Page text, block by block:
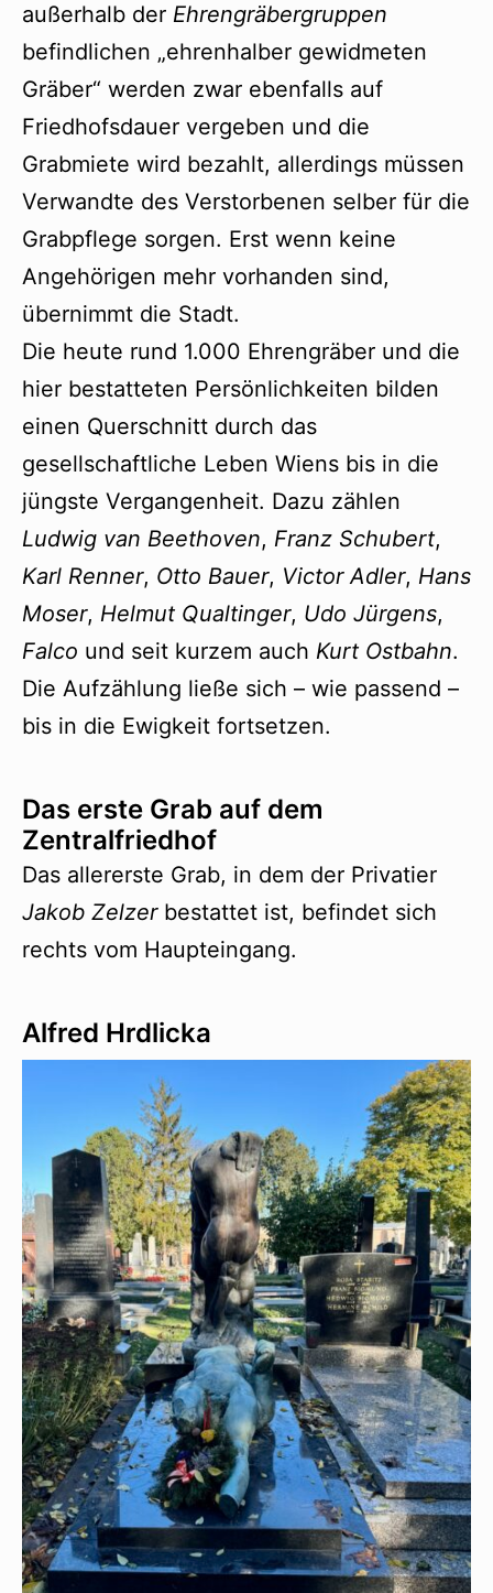
außerhalb der Ehrengräbergruppen
befindlichen „ehrenhalber gewidmeten
Gräber“ werden zwar ebenfalls auf
Friedhofsdauer vergeben und die
Grabmiete wird bezahlt, allerdings müssen
Verwandte des Verstorbenen selber für die
Grabpflege sorgen. Erst wenn keine
Angehörigen mehr vorhanden sind,
übernimmt die Stadt.
Die heute rund 1.000 Ehrengräber und die
hier bestatteten Persönlichkeiten bilden
einen Querschnitt durch das
gesellschaftliche Leben Wiens bis in die
jüngste Vergangenheit. Dazu zählen
Ludwig van Beethoven, Franz Schubert,
Karl Renner, Otto Bauer, Victor Adler, Hans
Moser, Helmut Qualtinger, Udo Jürgens,
Falco und seit kurzem auch Kurt Ostbahn.
Die Aufzählung ließe sich – wie passend –
bis in die Ewigkeit fortsetzen.
Das erste Grab auf dem
Zentralfriedhof
Das allererste Grab, in dem der Privatier
Jakob Zelzerbestattet ist, befindet sich
rechts vom Haupteingang.
Alfred Hrdlicka